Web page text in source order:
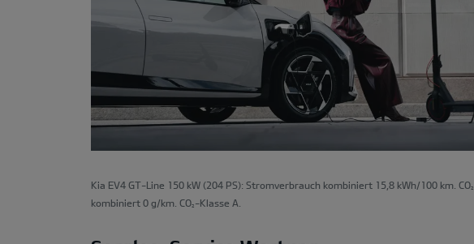
Kia EV4 GT-Line 150 kW (204 PS): Stromverbrauch kombiniert 15,8 kWh/100 km. CO2
kombiniert 0 g/km. CO2 -Klasse A.